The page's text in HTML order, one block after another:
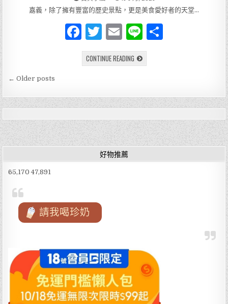
DATE:
嘉義，除了擁有豐富的歷史景點，更是美食愛好者的天堂…
F
a
c
b
o
o
k
T
w
it
r
E
m
ai
Li
n
e
CONTINUE READING[食]
嘉
夜
市
旁
文
化
火
雞
肉
嫩
一
的
滋
文
章
導
覽
← Older posts
好物推薦
65,170 47,891
請我喝珍奶